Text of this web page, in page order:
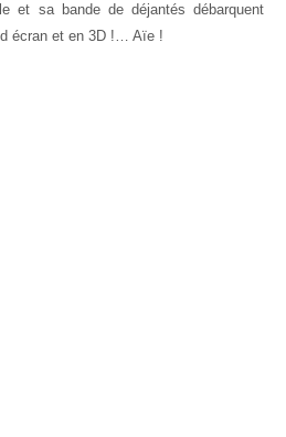
et sa bande de déjantés débarquent
écran et en 3D !… Aïe !